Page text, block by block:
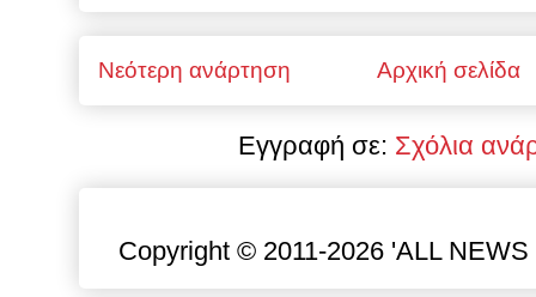
Νεότερη ανάρτηση Αρχική σελίδα
Εγγραφή σε: Σχόλια
Copyright © 2011-2026 'ALL